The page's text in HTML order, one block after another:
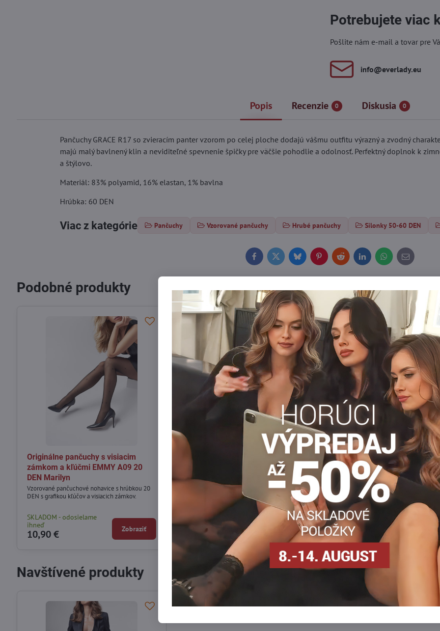
Potrebujete viac
Pošlite nám e-mail a tovar pre
info​@everlady​.eu
Popis Recenzie 0 Diskusia 0
Pančuchy GRACE R17 so zvieracím panter vzorom po celej ploche dodajú vášmu outfitu výrazný a zvodný
majú malý bavlnený klin a neviditeľné spevnenie špičky pre väčšie pohodlie a odolnosť. Perfektný doplnok k
a štýlovo.
Materiál: 83% polyamid, 16% elastan, 1% bavlna
Hrúbka: 60 DEN
Viac z kategórie Pančuchy Vzorované pančuchy Hrubé pančuchy Silonky 50-60 DEN
FacebookTwitterBlueskyPinterestRedditLinkedInWhatsApp
E-
mail
Podobné produkty
Originálne pančuchy s visiacim
zámkom a kľúčmi EMMY A09 20
DEN Marilyn
Vzorované pančuchové nohavice s hrúbkou 20
DEN s grafikou kľúčov a visiacich zámkov.
SKLADOM - odosielame
ihneď
10,90 € Zobraziť
Sieťované pančuchy s
geometrickým vzorom CHARLY A06
Marilyn
Čierne pančuchy s geometrickým vzorom
SKLADOM - odosielame
ihneď
13,90 € Zobraziť
Vzorované pančuchy s
EMMY A01 20 DEN Marilyn
Jemné pančuchy s bleskami v čiernej
červenej farbe.
SKLADOM - odosielame
ihneď
12,90 €
Navštívené produkty